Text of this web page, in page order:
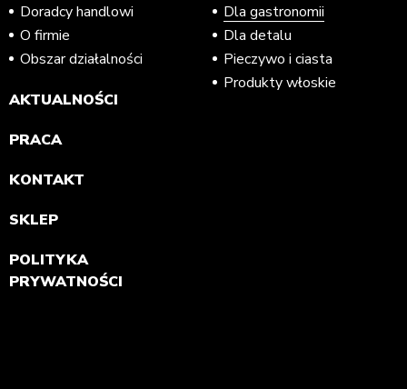
Doradcy handlowi
O firmie
Obszar działalności
AKTUALNOŚCI
PRACA
KONTAKT
SKLEP
POLITYKA
PRYWATNOŚCI
Dla gastronomii
Dla detalu
Pieczywo i ciasta
Produkty włoskie